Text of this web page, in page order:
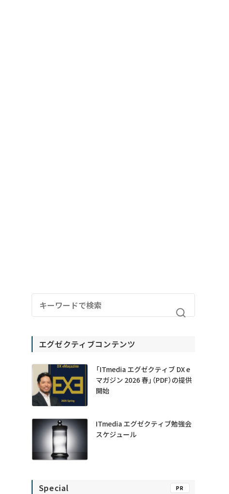
エグゼクティブコンテンツ
「ITmedia エグゼクティブ DX e
マガジン 2026 春」（PDF）の提供
開始
ITmedia エグゼクティブ勉強会
スケジュール
Special PR